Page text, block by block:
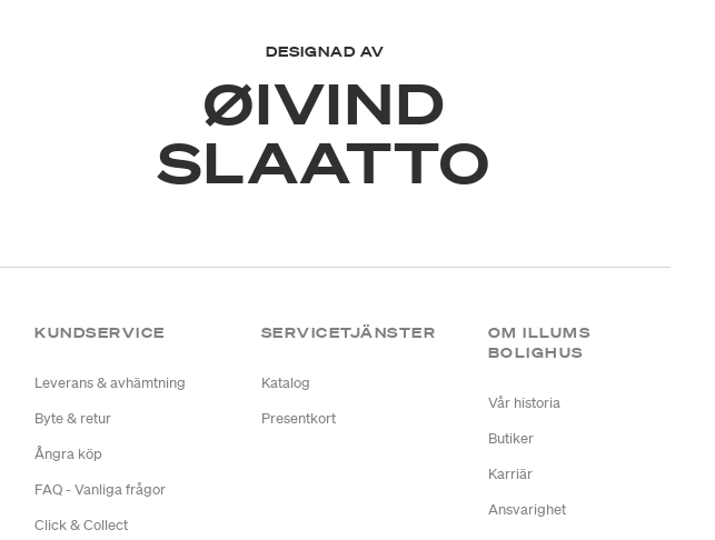
DESIGNAD AV
ØIVIND
SLAATTO
KUNDSERVICE
Leverans & avhämtning
Byte & retur
Ångra köp
FAQ - Vanliga frågor
Click & Collect
SERVICETJÄNSTER
Katalog
Presentkort
OM ILLUMS
BOLIGHUS
Vår historia
Butiker
Karriär
Ansvarighet